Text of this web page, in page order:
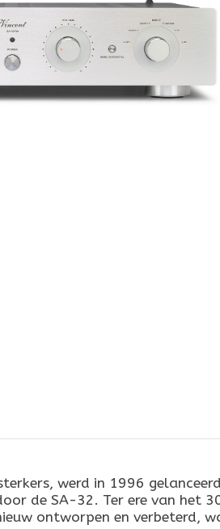
werd in 1996
de SA-32. Ter ere van het
ontworpen en verbeterd,